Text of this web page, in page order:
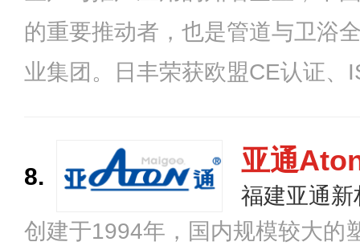
的重要推动者，也是管道与卫浴
业集团。日丰荣获欧盟CE认证、
外专利，在全国各地拥有多个大
有完整的管道产品体系，是管道
创者。
8. 亚通
福建亚通
创建于1994年，国内规模较大的